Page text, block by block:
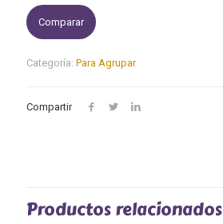
Comparar
Categoría: Para Agrupar
Compartir
Productos relacionados